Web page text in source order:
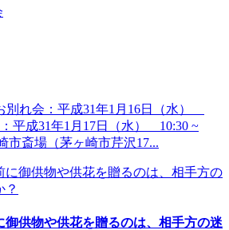
別れ会：平成31年1月16日（水）
平成31年1月17日（水） 10:30 ~
斎場（茅ヶ崎市芹沢17...
御供物や供花を贈るのは、相手方の迷